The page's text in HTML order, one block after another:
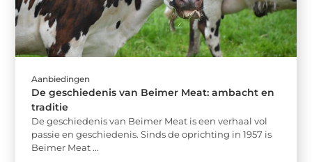
Aanbiedingen
De geschiedenis van Beimer Meat: ambacht en
traditie
De geschiedenis van Beimer Meat is een verhaal vol
passie en geschiedenis. Sinds de oprichting in 1957 is
Beimer Meat ...